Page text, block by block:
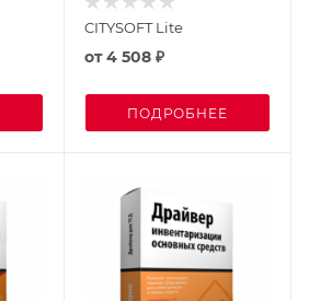
CITYSOFT Lite
от4 508 ₽
ПОДРОБНЕЕ